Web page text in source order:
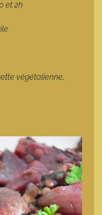
et 2h
végétalienne,